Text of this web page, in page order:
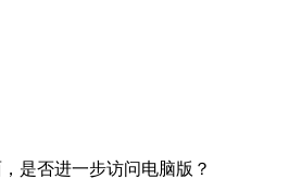
是否进一步访问电脑版？